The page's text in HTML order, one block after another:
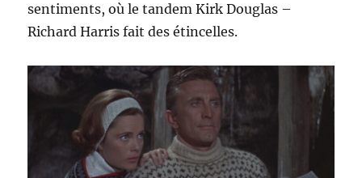
sentiments, où le tandem Kirk Douglas –
Richard Harris fait des étincelles.